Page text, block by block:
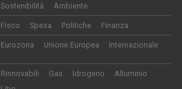
Sostenibilità Ambiente
Fisco Spesa Politiche Finanza
Eurozona Unione Europea Internazionale
Rinnovabili Gas Idrogeno
Alluminio